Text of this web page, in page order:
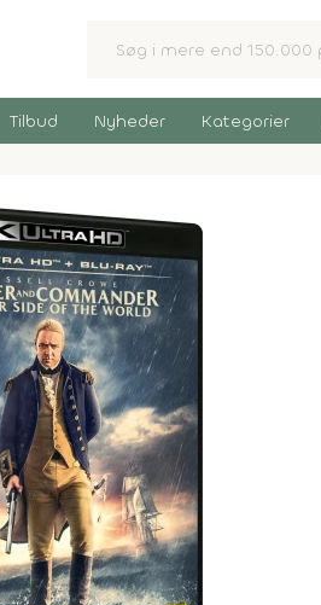
Tilbud Nyheder Kategorier